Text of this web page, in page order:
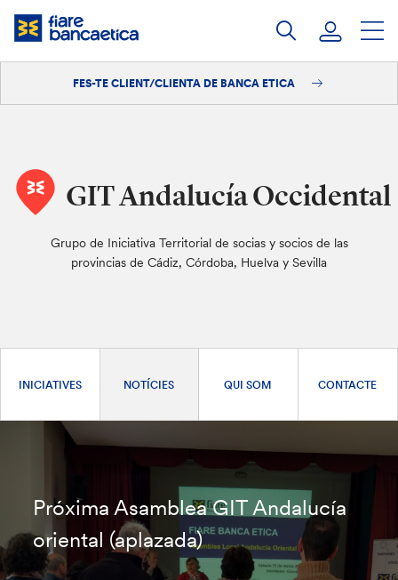
Salta
Iniciar sessióFES-TE CLIENT/CLIENTA DE BANCA ETICA
GIT Andalucía Occidental
Grupo de Iniciativa Territorial de socias y socios de las
provincias de Cádiz, Córdoba, Huelva y Sevilla
INICIATIVES NOTÍCIES QUI SOM CONTACTE
Próxima Asamblea GIT Andalucía
oriental (aplazada)